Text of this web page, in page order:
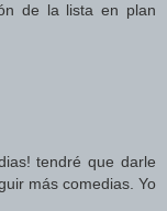
de la lista en plan
tendré que darle
más comedias. Yo